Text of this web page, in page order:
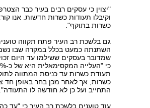
"יצוין כי עסקים רבים בעיר כבר
וקיבלו תעודות כשרות חדשות. אנו
כשרות בתוקף".
גם בלשכת רב העיר פתח תקווה
השתנתה כמעט בכלל במקרה שבו
שמדובר בעסקים ששילמו עד היום
תעודת כשרות עד כניסת המתווה
כשרות, אך לאחר מכן בחר באופן חד
התחייב ועל כן לא חודשה לו התעודה".